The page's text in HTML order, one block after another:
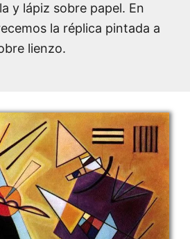
y lápiz sobre papel. En
la réplica pintada a
lienzo.